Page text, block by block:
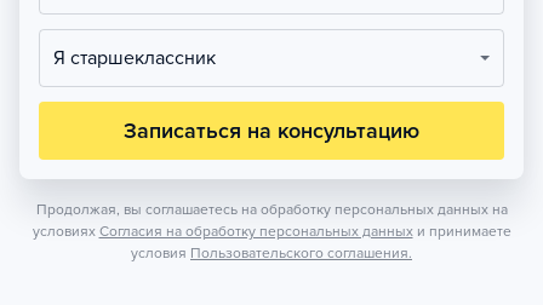
Я старшеклассник
Записаться на консультацию
Продолжая, вы соглашаетесь на обработку персональных данных на
условиях Согласия на обработку персональных данных и принимаете
условия Пользовательского соглашения.